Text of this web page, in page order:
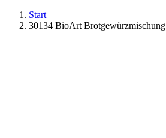
Start
30134 BioArt Brotgewürzmischung